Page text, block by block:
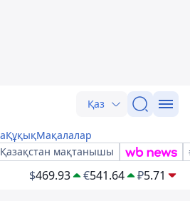
Қаз
ҚұқықМақалалар
мақтанышы
$469.93 €541.64 ₽5.71